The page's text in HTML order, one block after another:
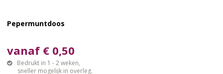
Pepermuntdoos
vanaf € 0,50
Bedrukt in 1 - 2 weken,
sneller mogelijk in overleg.